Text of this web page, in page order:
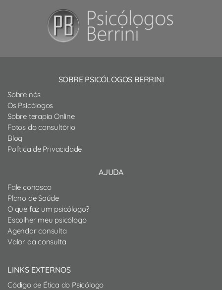
SOBRE PSICÓLOGOS BERRINI
Sobre nós
Os Psicólogos
Sobre terapia Online
Fotos do consultório
Blog
Política de Privacidade
AJUDA
Fale conosco
Plano de Saúde
O que faz um psicólogo?
Escolher meu psicólogo
Agendar consulta
Valor da consulta
LINKS EXTERNOS
Código de Ética do Psicólogo